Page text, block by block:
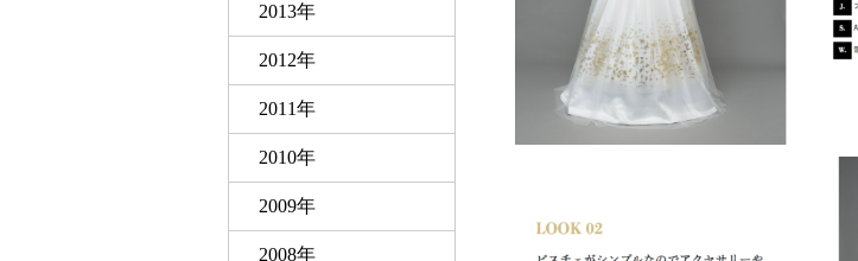
2013年
2012年
2011年
2010年
2009年
2008年